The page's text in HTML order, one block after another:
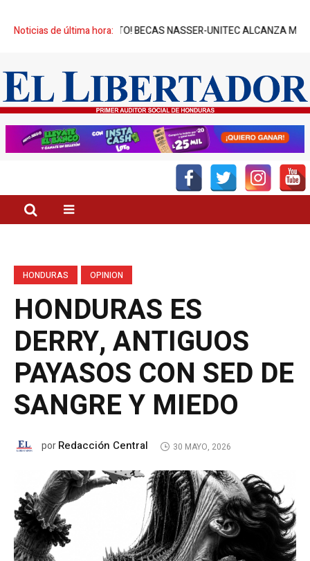
Noticias de última hora:
¡ÉXITO! BECAS NASSER-UNITEC ALCANZA MIL JÓVENES
HONDURAS OPINION
HONDURAS ES
DERRY, ANTIGUOS
PAYASOS CON SED DE
SANGRE Y MIEDO
porRedacción Central 30 MAYO, 2026